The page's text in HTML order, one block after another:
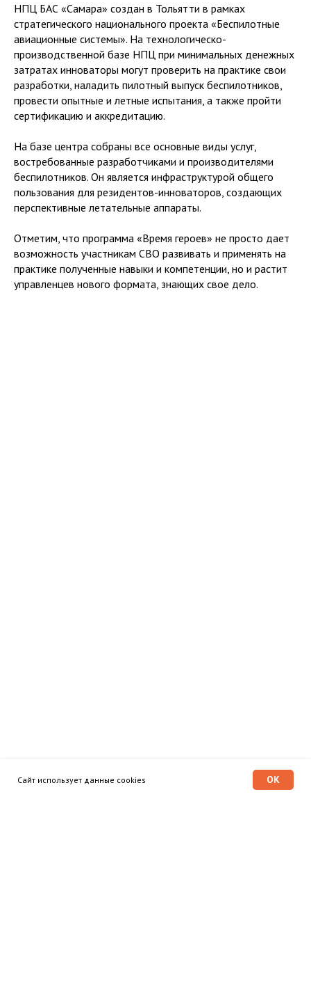
НПЦ БАС «Самара» создан в Тольятти в рамках
стратегического национального проекта «Беспилотные
авиационные системы». На технологическо-
производственной базе НПЦ при минимальных денежных
затратах инноваторы могут проверить на практике свои
разработки, наладить пилотный выпуск беспилотников,
провести опытные и летные испытания, а также пройти
сертификацию и аккредитацию.
На базе центра собраны все основные виды услуг,
востребованные разработчиками и производителями
беспилотников. Он является инфраструктурой общего
пользования для резидентов-инноваторов, создающих
перспективные летательные аппараты.
Отметим, что программа «Время героев» не просто дает
возможность участникам СВО развивать и применять на
практике полученные навыки и компетенции, но и растит
управленцев нового формата, знающих свое дело.
Сайт использует данные cookies OK